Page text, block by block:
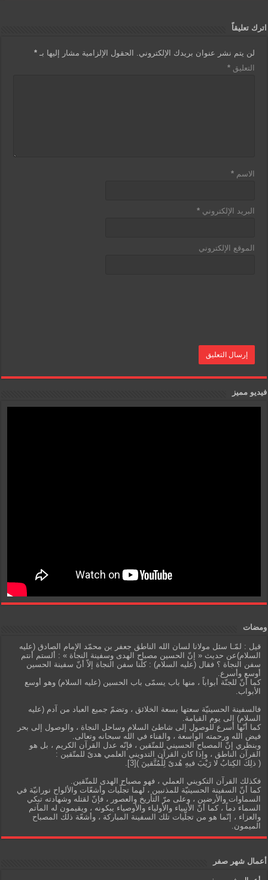
o
o
k
p
dl
اترك تعليقاً
لن يتم نشر عنوان بريدك الإلكتروني. الحقول الإلزامية مشار إليها بـ*
التعليق*
الاسم*
البريد الإلكتروني*
الموقع الإلكتروني
فيديو مميز
ومضات
قيل : لمّـا سئل مولانا لسان الله الناطق جعفر بن محمّد الإمام الصادق (عليه
السلام)عن حديث « إنّ الحسين مصباح الهدى وسفينة النجاة » : ألستم أنتم
سفن النجاة ؟ فقال (عليه السلام) : كلّنا سفن النجاة إلاّ أنّ سفينة الحسين
أوسع وأسرع.
كما أنّ للجنّة أبواباً ، منها باب يسمّى باب الحسين (عليه السلام) وهو أوسع
الأبواب.
فالسفينة الحسينيّة سعتها بسعة الخلائق ، وتضمّ جميع العباد من آدم (عليه
السلام) إلى يوم القيامة.
كما أنّها أسرع للوصول إلى شاطئ السلام وساحل النجاة ، والوصول إلى بحر
فيض الله ورحمته الواسعة ، والفناء في الله سبحانه وتعالى.
وبنظري إنّ المصباح الحسيني للمتّقين ، فإنّه عدل القرآن الكريم ، بل هو
القرآن الناطق ، وإذا كان القرآن التدويني العلمي هدىً للمتّقين :
( ذلِكَ الكِتابُ لا رَيْبَ فيهِ هُدىً لِلْمُتَّقينَ )[3].
فكذلك القرآن التكويني العملي ، فهو مصباح الهدى للمتّقين.
كما أنّ السفينة الحسينيّة للمذنبين ، لهما تجلّيات وأشعّات والألواح نورانيّة في
السماوات والأرضين ، وعلى مرّ التأريخ والعصور ، فإنّ لقتله وشهادته تبكي
السماء دماً ، كما أنّ الأنبياء والأولياء والأوصياء يبكونه ، ويقيمون له المآتم
والعزاء ، إنّما هو من تجلّيات تلك السفينة المباركة ، وأشعّة ذلك المصباح
الميمون.
أعمال شهر صفر